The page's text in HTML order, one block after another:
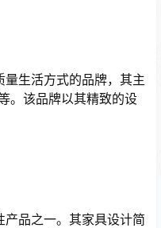
生活方式的品牌，其主
。该品牌以其精致的设
品之一。其家具设计简